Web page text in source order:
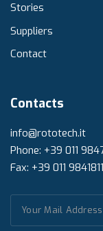
Stories
Suppliers
Contact
Contacts
info@rototech.it
Phone: +39 011
Fax: +39 011 9841811